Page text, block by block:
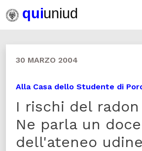
30 MARZO 2004
Alla Casa dello Studente di
I rischi del radon
Ne parla un
dell'ateneo